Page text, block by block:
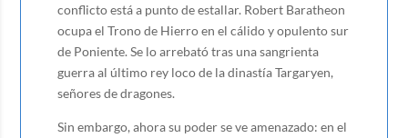
conflicto está a punto de estallar. Robert Baratheon
ocupa el Trono de Hierro en el cálido y opulento sur
de Poniente. Se lo arrebató tras una sangrienta
guerra al último rey loco de la dinastía Targaryen,
señores de dragones.
Sin embargo, ahora su poder se ve amenazado: en el